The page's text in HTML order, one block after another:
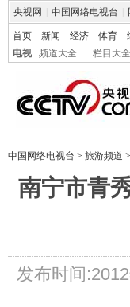
央视网 中国网络电视台
首页 新闻 经济 体育
电视
频道大全 栏目大全
中国网络电视台 > 旅游频道 >
南宁市青
发布时间